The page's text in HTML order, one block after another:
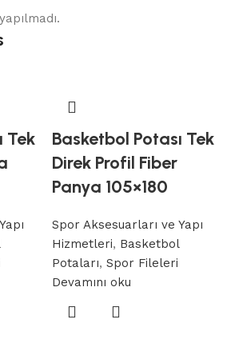
Tek
Basketbol Potası Tek
Direk Profil Fiber
Panya 105×180
Spor Aksesuarları ve Yapı
Hizmetleri, Basketbol
Potaları, Spor Fileleri
Devamını oku